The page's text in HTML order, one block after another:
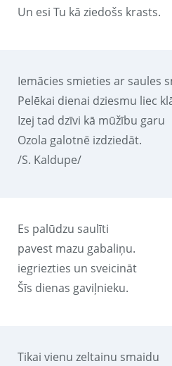
Un esi Tu kā ziedošs krasts.
Iemācies smieties ar saules
Pelēkai dienai dziesmu liec
Izej tad dzīvi kā mūžību garu
Ozola galotnē izdziedāt.
/S. Kaldupe/
Es palūdzu saulīti
pavest mazu gabaliņu.
iegriezties un sveicināt
Šīs dienas gaviļnieku.
Tikai vienu zeltainu smaidu